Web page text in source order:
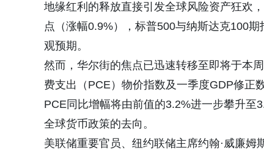
地缘红利的释放直接引发全球风险资产狂欢
点（涨幅0.9%），标普500与纳斯达克100
观预期。
然而，华尔街的焦点已迅速转移至即将于本
费支出（PCE）物价指数及一季度GDP修正
PCE同比增幅将由前值的3.2%进一步攀升至
全球货币政策的去向。
美联储重要官员、纽约联储主席约翰·威廉姆